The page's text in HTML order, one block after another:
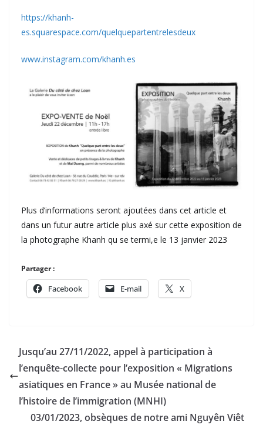
https://khanh-
es.squarespace.com/quelquepartentrelesdeux
www.instagram.com/khanh.es
Plus d’informations seront ajoutées dans cet article et
dans un futur autre article plus axé sur cette exposition de
la photographe Khanh qu se termi,e le 13 janvier 2023
Partager :
Facebook E-mail X
Jusqu’au 27/11/2022, appel à participation à
l’enquête-collecte pour l’exposition « Migrations
asiatiques en France » au Musée national de
l’histoire de l’immigration (MNHI)
03/01/2023, obsèques de notre ami Nguyên Viêt